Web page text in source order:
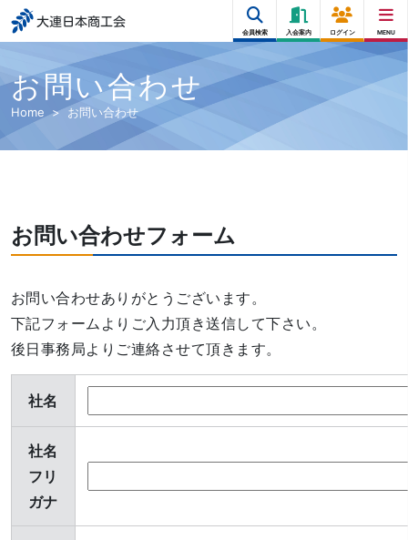
大連日本商工会
会員検索 入会案内 ログイン MENU
お問い合わせ
Home お問い合わせ
お問い合わせフォーム
お問い合わせありがとうございます。
下記フォームよりご入力頂き送信して下さい。
後日事務局よりご連絡させて頂きます。
社名
社名
フリ
ガナ